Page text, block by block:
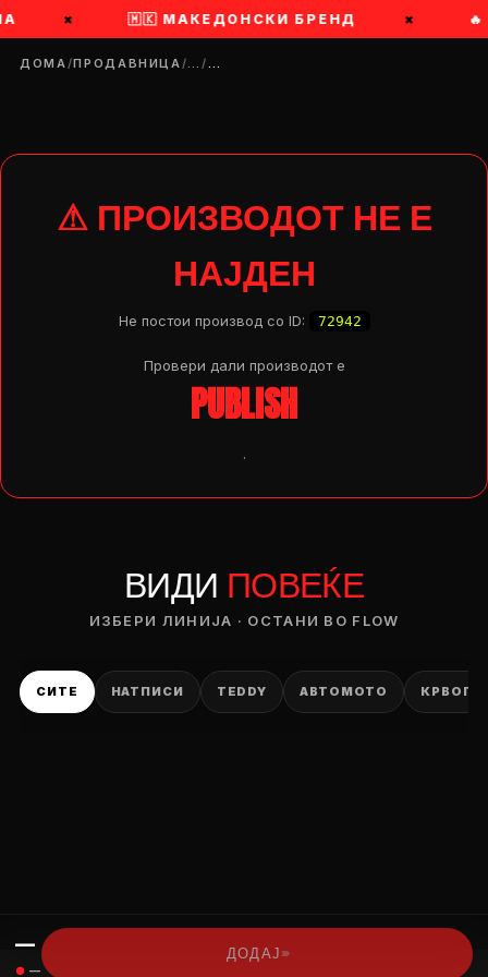
× 🇲🇰 МАКЕДОНСКИ БРЕНД ×
ДОМА/ПРОДАВНИЦА/…/…
⚠ ПРОИЗВОДОТ НЕ Е
НАЈДЕН
Не постои производ со ID: 72942
Провери дали производот e
PUBLISH
.
ВИДИ ПОВЕЌЕ
ИЗБЕРИ ЛИНИЈА · ОСТАНИ ВО FLOW
СИТЕ НАТПИСИ TEDDY АВТОМОТО
—
● —
ДОДАЈ›››